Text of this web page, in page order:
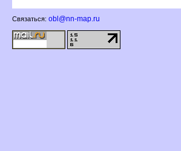
Связаться: obl@nn-map.ru